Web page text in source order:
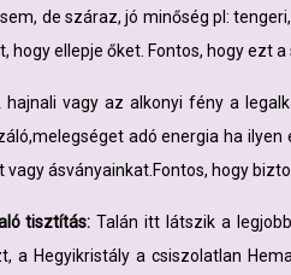
de száraz, jó minőség pl:
hogy ellepje őket. Fontos, hogy ezt
hajnali vagy az alkonyi fény a
adó energia ha
ásványainkat.Fontos, hogy
tisztítás: Talán itt látszik a
a Hegyikristály a csiszolatlan